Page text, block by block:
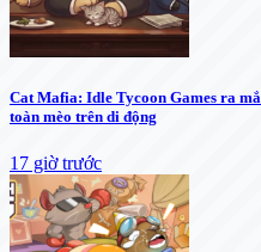
Cat Mafia: Idle Tycoon Games ra
toàn mèo trên di động
17 giờ trước